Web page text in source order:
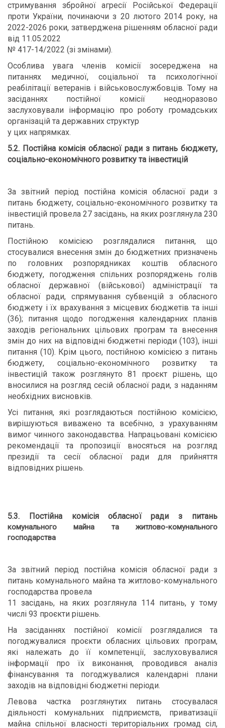
стримування збройної агресії Російської Федерації
проти України, починаючи з 20 лютого 2014 року, на
2022-2026 роки, затверджена рішенням обласної ради
від 11.05.2022
№ 417-14/2022 (зі змінами).
Особлива увага членів комісії зосереджена на
питаннях медичної, соціальної та психологічної
реабілітації ветеранів і військовослужбовців. Тому на
засіданнях постійної комісії неодноразово
заслуховували інформацію про роботу громадських
організацій та державних структур
у цих напрямках.
5.2. Постійна комісія обласної ради з питань бюджету,
соціально-економічного розвитку та інвестицій
За звітний період постійна комісія обласної ради з
питань бюджету, соціально-економічного розвитку та
інвестицій провела 27 засідань, на яких розглянула 230
питань.
Постійною комісією розглядалися питання, що
стосувалися внесення змін до бюджетних призначень
по головних розпорядниках коштів обласного
бюджету, погодження спільних розпоряджень голів
обласної державної (військової) адміністрації та
обласної ради, спрямування субвенцій з обласного
бюджету і їх врахування з місцевих бюджетів та інші
(36); питання щодо погодження календарних планів
заходів регіональних цільових програм та внесення
змін до них на відповідні бюджетні періоди (103), інші
питання (10). Крім цього, постійною комісією з питань
бюджету, соціально-економічного розвитку та
інвестицій також розглянуто 81 проєкт рішень, що
вносилися на розгляд сесій обласної ради, з наданням
необхідних висновків.
Усі питання, які розглядаються постійною комісією,
вирішуються виважено та всебічно, з урахуванням
вимог чинного законодавства. Напрацьовані комісією
рекомендації та пропозиції вносяться на розгляд
президії та сесії обласної ради для прийняття
відповідних рішень.
5.3. Постійна комісія обласної ради з питань
комунального майна та житлово-комунального
господарства
За звітний період постійна комісія обласної ради з
питань комунального майна та житлово-комунального
господарства провела
11 засідань, на яких розглянула 114 питань, у тому
числі 93 проєкти рішень.
На засіданнях постійної комісії розглядалися та
погоджувалися проєкти обласних цільових програм,
які належать до її компетенції, заслуховувалися
інформації про їх виконання, проводився аналіз
фінансування та погоджувалися календарні плани
заходів на відповідні бюджетні періоди.
Левова частка розглянутих питань стосувалася
діяльності комунальних підприємств, приватизації
майна спільної власності територіальних громад сіл,